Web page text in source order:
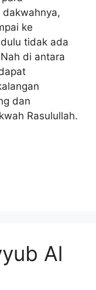
ke
tidak ada
di antara
dan
Rasulullah.
Al